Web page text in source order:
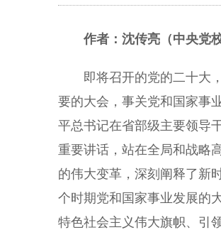
作者：沈传亮（中央党
即将召开的党的二十大，
要的大会，事关党和国家事
平总书记在省部级主要领导
重要讲话，站在全局和战略
的伟大变革，深刻阐释了新
个时期党和国家事业发展的
特色社会主义伟大旗帜、引